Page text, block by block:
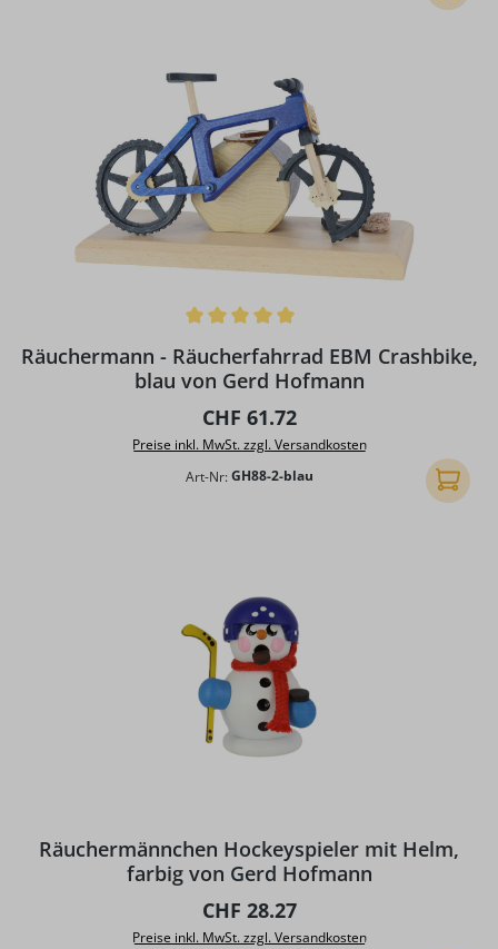
Räuchermann - Räucherfahrrad EBM Crashbike,
blau von Gerd Hofmann
Regulärer Preis:
CHF 61.72
Preise inkl. MwSt. zzgl. Versandkosten
Art-Nr: GH88-2-blau In den
Räuchermännchen Hockeyspieler mit Helm,
farbig von Gerd Hofmann
Regulärer Preis:
CHF 28.27
Preise inkl. MwSt. zzgl. Versandkosten